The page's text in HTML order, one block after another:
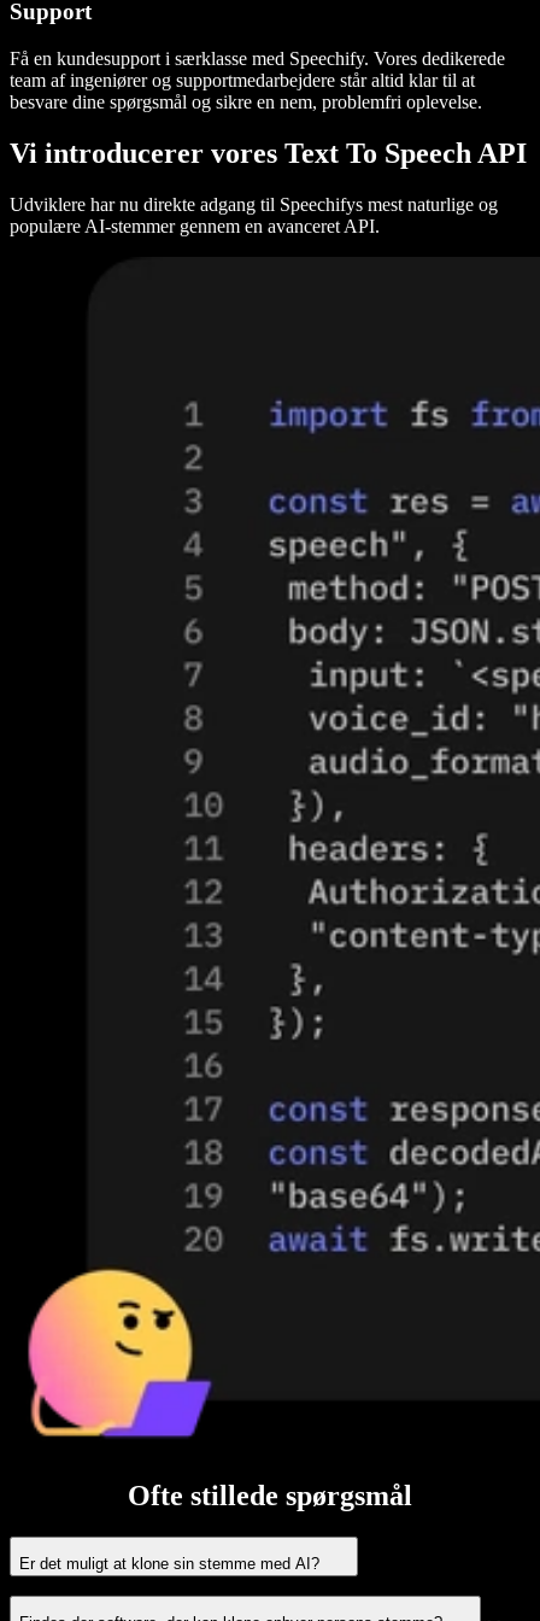
Support
Få en kundesupport i særklasse med Speechify. Vores dedikerede
team af ingeniører og supportmedarbejdere står altid klar til at
besvare dine spørgsmål og sikre en nem, problemfri oplevelse.
Vi introducerer vores Text To Speech API
Udviklere har nu direkte adgang til Speechifys mest naturlige og
populære AI-stemmer gennem en avanceret API.
Ofte stillede spørgsmål
Er det muligt at klone sin stemme med AI?